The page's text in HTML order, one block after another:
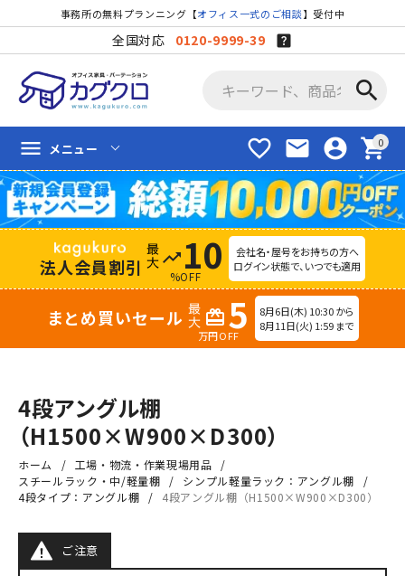
事務所の無料プランニング【オフィス一式のご相談】受付中
全国対応 0120-9999-39
search
favorite_border mail account_circle shopping_cart
menu メニュー
法人会員割引 trending_up 10
%OFF
会社名・屋号をお持ちの方へ
ログイン状態で、いつでも適用
まとめ買いセール redeem 5
万円OFF
8月6日(木) 10:30 から
8月11日(火) 1:59 まで
4段アングル棚
（H1500×W900×D300）
ホーム
工場・物流・作業現場用品
スチールラック・中/軽量棚
シンプル軽量ラック：アングル棚
4段タイプ：アングル棚
4段アングル棚（H1500×W900×D300）
ご注意